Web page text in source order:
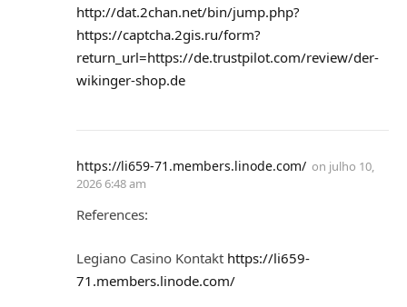
http://dat.2chan.net/bin/jump.php?
https://captcha.2gis.ru/form?
return_url=https://de.trustpilot.com/review/der-
wikinger-shop.de
https://li659-71.members.linode.com/ on julho 10,
2026 6:48 am
References:
Legiano Casino Kontakt https://li659-
71.members.linode.com/